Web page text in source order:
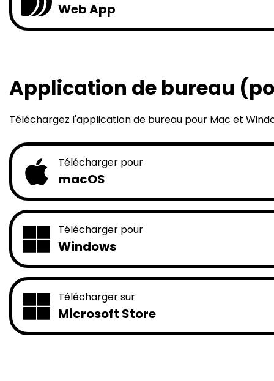
Web App
Application de bureau
Téléchargez l'application de bureau pour Mac et
Télécharger pour
macOS
Télécharger pour
Windows
Télécharger sur
Microsoft Store